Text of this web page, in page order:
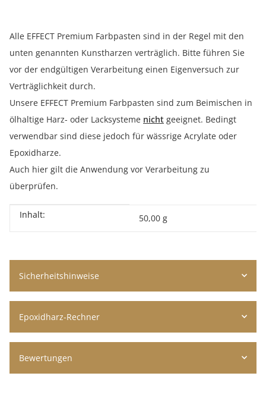
Alle EFFECT Premium Farbpasten sind in der Regel mit den
unten genannten Kunstharzen verträglich. Bitte führen Sie
vor der endgültigen Verarbeitung einen Eigenversuch zur
Verträglichkeit durch.
Unsere EFFECT Premium Farbpasten sind zum Beimischen in
ölhaltige Harz- oder Lacksysteme nicht geeignet. Bedingt
verwendbar sind diese jedoch für wässrige Acrylate oder
Epoxidharze.
Auch hier gilt die Anwendung vor Verarbeitung zu
überprüfen.
Produkteigenschaft
Wert
Inhalt: 50,00 g
Sicherheitshinweise
Epoxidharz-Rechner
Bewertungen